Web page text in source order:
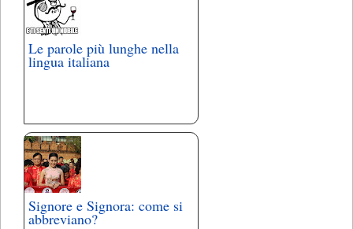
Le parole più lunghe nella
lingua italiana
Signore e Signora: come si
abbreviano?